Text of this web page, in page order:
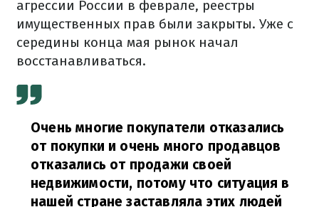
агрессии России в феврале, реестры
имущественных прав были закрыты. Уже с
середины конца мая рынок начал
восстанавливаться.
Очень многие покупатели отказались
от покупки и очень много продавцов
отказались от продажи своей
недвижимости, потому что ситуация в
нашей стране заставляла этих людей